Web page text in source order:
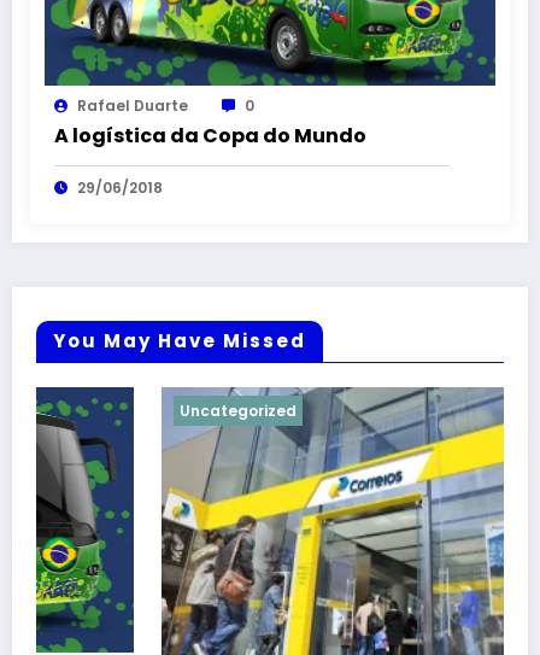
Rafael Duarte 0
A logística da Copa do Mundo
29/06/2018
You May Have Missed
Uncategorized